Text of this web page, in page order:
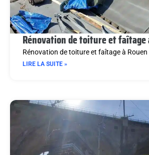
Rénovation de toiture et faîtage
Rénovation de toiture et faîtage à Rouen
LIRE LA SUITE »